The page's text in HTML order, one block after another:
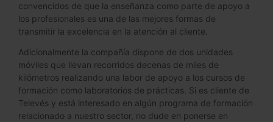
convencidos de que la enseñanza como parte de apoyo a
los profesionales es una de las mejores formas de
transmitir la excelencia en la atención al cliente.
Adicionalmente la compañía dispone de dos unidades
móviles que llevan recorridos decenas de miles de
kilómetros realizando una labor de apoyo a los cursos de
formación como laboratorios de prácticas. Si es cliente de
Televés y está interesado en algún programa de formación
relacionado a nuestro sector, no dude en ponerse en